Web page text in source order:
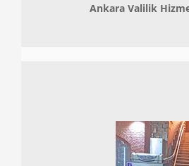
Ankara Valilik